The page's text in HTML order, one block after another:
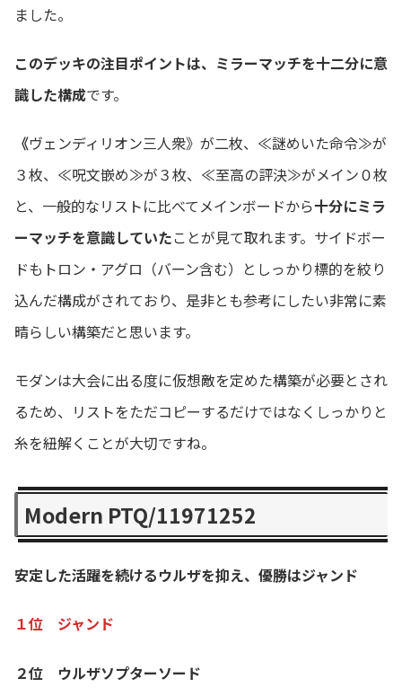
ました。
このデッキの注目ポイントは、ミラーマッチを十二分に意
識した構成です。
《ヴェンディリオン三人衆》が二枚、≪謎めいた命令≫が
３枚、≪呪文嵌め≫が３枚、≪至高の評決≫がメイン０枚
と、一般的なリストに比べてメインボードから十分にミラ
ーマッチを意識していたことが見て取れます。サイドボー
ドもトロン・アグロ（バーン含む）としっかり標的を絞り
込んだ構成がされており、是非とも参考にしたい非常に素
晴らしい構築だと思います。
モダンは大会に出る度に仮想敵を定めた構築が必要とされ
るため、リストをただコピーするだけではなくしっかりと
糸を紐解くことが大切ですね。
Modern PTQ/11971252
安定した活躍を続けるウルザを抑え、優勝はジャンド
１位 ジャンド
２位 ウルザソプターソード